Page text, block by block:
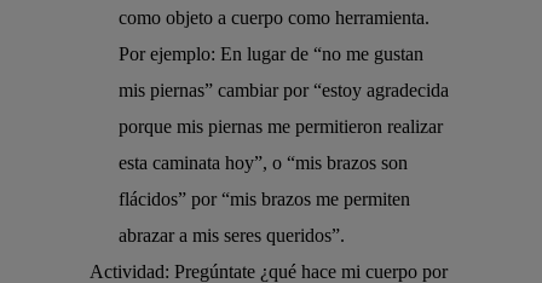
como objeto a cuerpo como herramienta.
Por ejemplo: En lugar de “no me gustan
mis piernas” cambiar por “estoy agradecida
porque mis piernas me permitieron realizar
esta caminata hoy”, o “mis brazos son
flácidos” por “mis brazos me permiten
abrazar a mis seres queridos”.
Actividad: Pregúntate ¿qué hace mi cuerpo por